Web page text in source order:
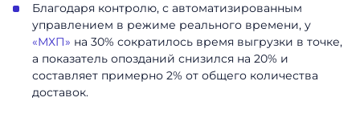
Благодаря контролю, с автоматизированным
управлением в режиме реального времени, у
«МХП» на 30% сократилось время выгрузки в точке,
а показатель опозданий снизился на 20% и
составляет примерно 2% от общего количества
доставок.
Имя
Заказать звонок
Поговорите с нашим экспертом уже
сегодня
Спасибо за обращение.
Спасибо за обращение.